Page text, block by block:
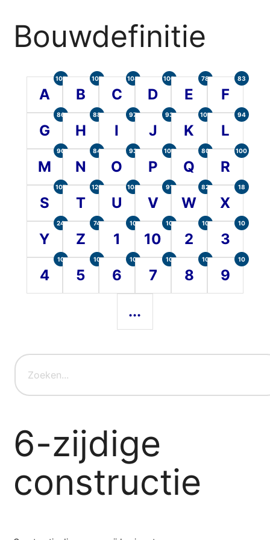
Bouwdefinitie
A
105
B
107
C
104
D
100
E
78
F
83
G
86
H
88
I
97
J
93
K
101
L
94
M
90
N
84
O
93
P
101
Q
80
R
100
S
107
T
120
U
104
V
91
W
82
X
18
Y
24
Z
74
1
10
10
10
2
10
3
10
4
10
5
10
6
10
7
10
8
10
9
10
...
6-zijdige
constructie